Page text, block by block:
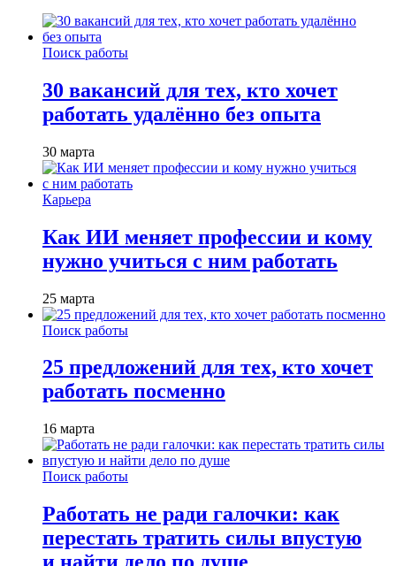
Поиск работы
30 вакансий для тех, кто хочет
работать удалённо без опыта
30 марта
Карьера
Как ИИ меняет профессии и кому
нужно учиться с ним работать
25 марта
Поиск работы
25 предложений для тех, кто хочет
работать посменно
16 марта
Поиск работы
Работать не ради галочки: как
перестать тратить силы впустую